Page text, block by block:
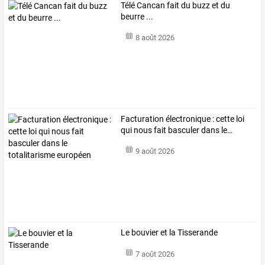
Télé Cancan fait du buzz et du
beurre ...
8 août 2026
Facturation électronique :cette loi
qui nousfait basculerdans le…
9 août 2026
Le bouvier et la Tisserande
7 août 2026